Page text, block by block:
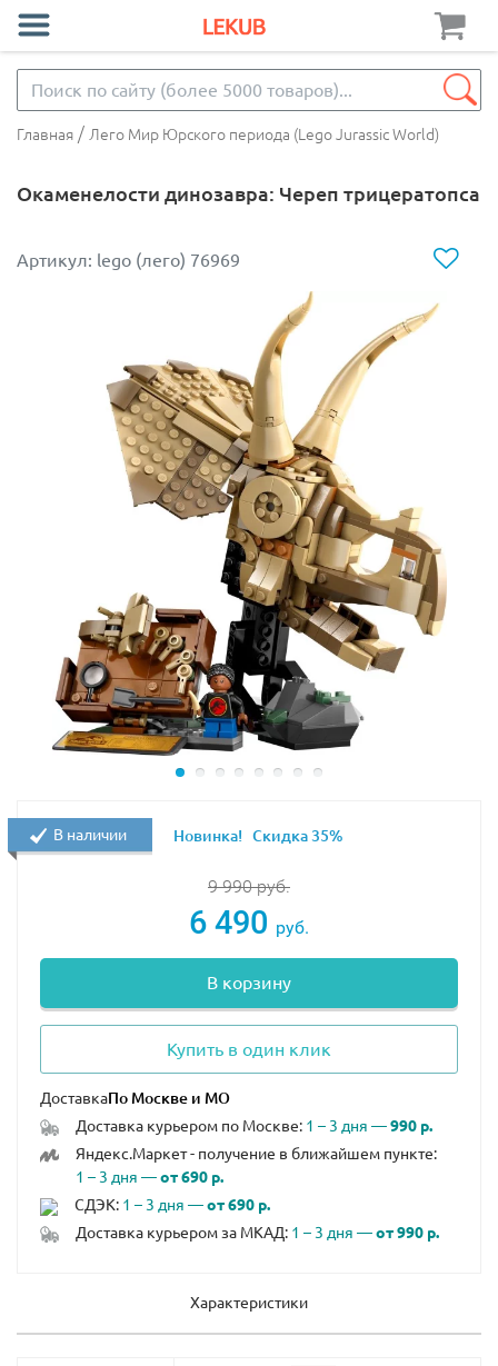
Главная / Лего Мир Юрского периода (Lego Jurassic World)
Окаменелости динозавра: Череп трицератопса
Артикул: lego (лего) 76969
9 990руб.
6 490 руб.
В корзину
Купить в один клик
Доставка
Доставка курьером по Москве: 1 – 3 дня —990 р.
Яндекс.Маркет - получение в ближайшем пункте:
1 – 3 дня —от 690 р.
СДЭК: 1 – 3 дня —от 690 р.
Доставка курьером за МКАД: 1 – 3 дня —от 990 р.
В наличии Новинка! Скидка 35%
Характеристики